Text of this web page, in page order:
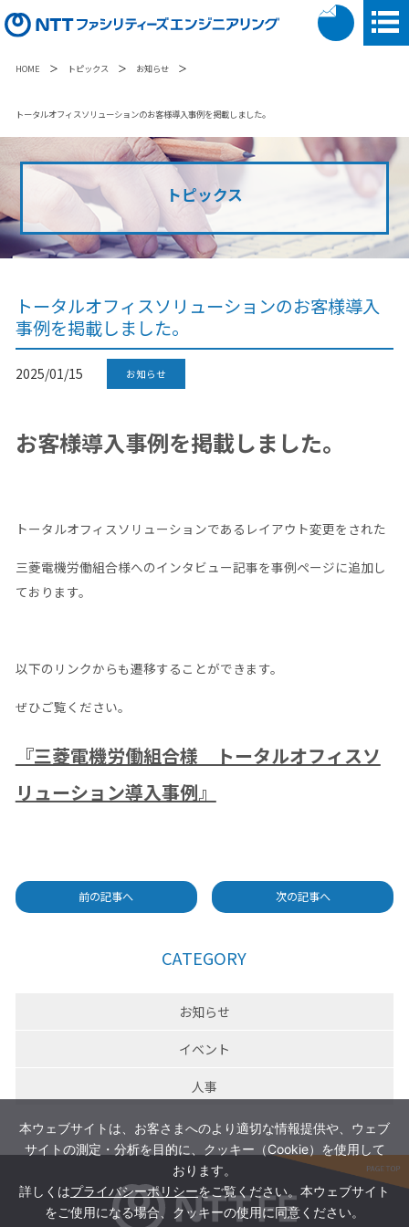
HOME ＞ トピックス ＞ お知らせ ＞
トータルオフィスソリューションのお客様導入事例を掲載しました。
トピックス
トータルオフィスソリューションのお客様導入
事例を掲載しました。
2025/01/15 お知らせ
お客様導入事例を掲載しました。
トータルオフィスソリューションであるレイアウト変更をされた
三菱電機労働組合様へのインタビュー記事を事例ページに追加し
ております。
以下のリンクからも遷移することができます。
ぜひご覧ください。
『三菱電機労働組合様 トータルオフィスソ
リューション導入事例』
前の記事へ 次の記事へ
CATEGORY
お知らせ
イベント
人事
本ウェブサイトは、お客さまへのより適切な情報提供や、ウェブ
サイトの測定・分析を目的に、クッキー（Cookie）を使用して
おります。
詳しくはプライバシーポリシーをご覧ください。本ウェブサイト
をご使用になる場合、クッキーの使用に同意ください。